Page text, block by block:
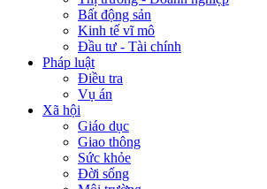
Bất động sản
Kinh tế vĩ mô
Đầu tư - Tài chính
Pháp luật
Điều tra
Vụ án
Xã hội
Giáo dục
Giao thông
Sức khỏe
Đời sống